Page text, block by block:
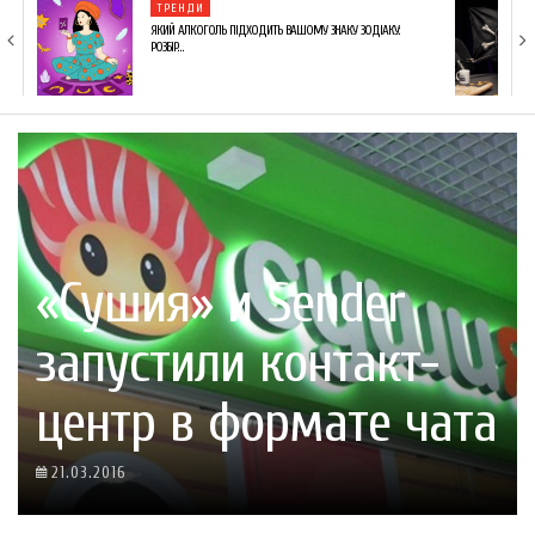
ФРАНЧАЙЗИНГ
КНИГИ
ТРЕНДИ
ЯКИЙ АЛКОГОЛЬ ПІДХОДИТЬ ВАШОМУ ЗНАКУ ЗОДІАКУ:
РОЗБІР…
«Сушия» и Sender
запустили контакт-
центр в формате чата
21.03.2016